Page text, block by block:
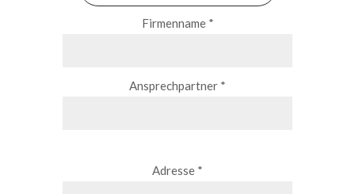
Firmenname *
Ansprechpartner *
Adresse *